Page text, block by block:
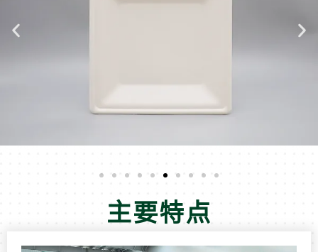
主要特点